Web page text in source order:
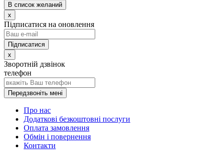
В список желаний
x
Підписатися на оновлення
x
Зворотній дзвінок
телефон
Передзвоніть мені
Про нас
Додаткові безкоштовні послуги
Оплата замовлення
Обмін і повернення
Контакти